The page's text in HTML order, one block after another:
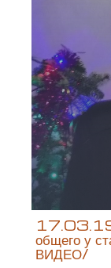
17.03.19
общего у
ВИДЕО/